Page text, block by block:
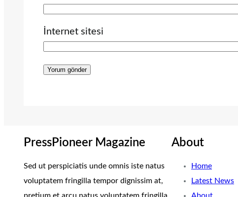
İnternet sitesi
PressPioneer Magazine
Sed ut perspiciatis unde omnis iste natus
voluptatem fringilla tempor dignissim at,
About
Home
Latest News